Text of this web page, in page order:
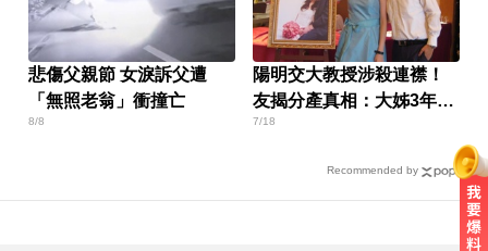
悲傷父親節 女淚訴父遭
「無照老翁」衝撞亡
8/8
陽明交大教授涉殺連襟！
友揭分產真相：大姊3年後
想重分
7/18
Recommended by